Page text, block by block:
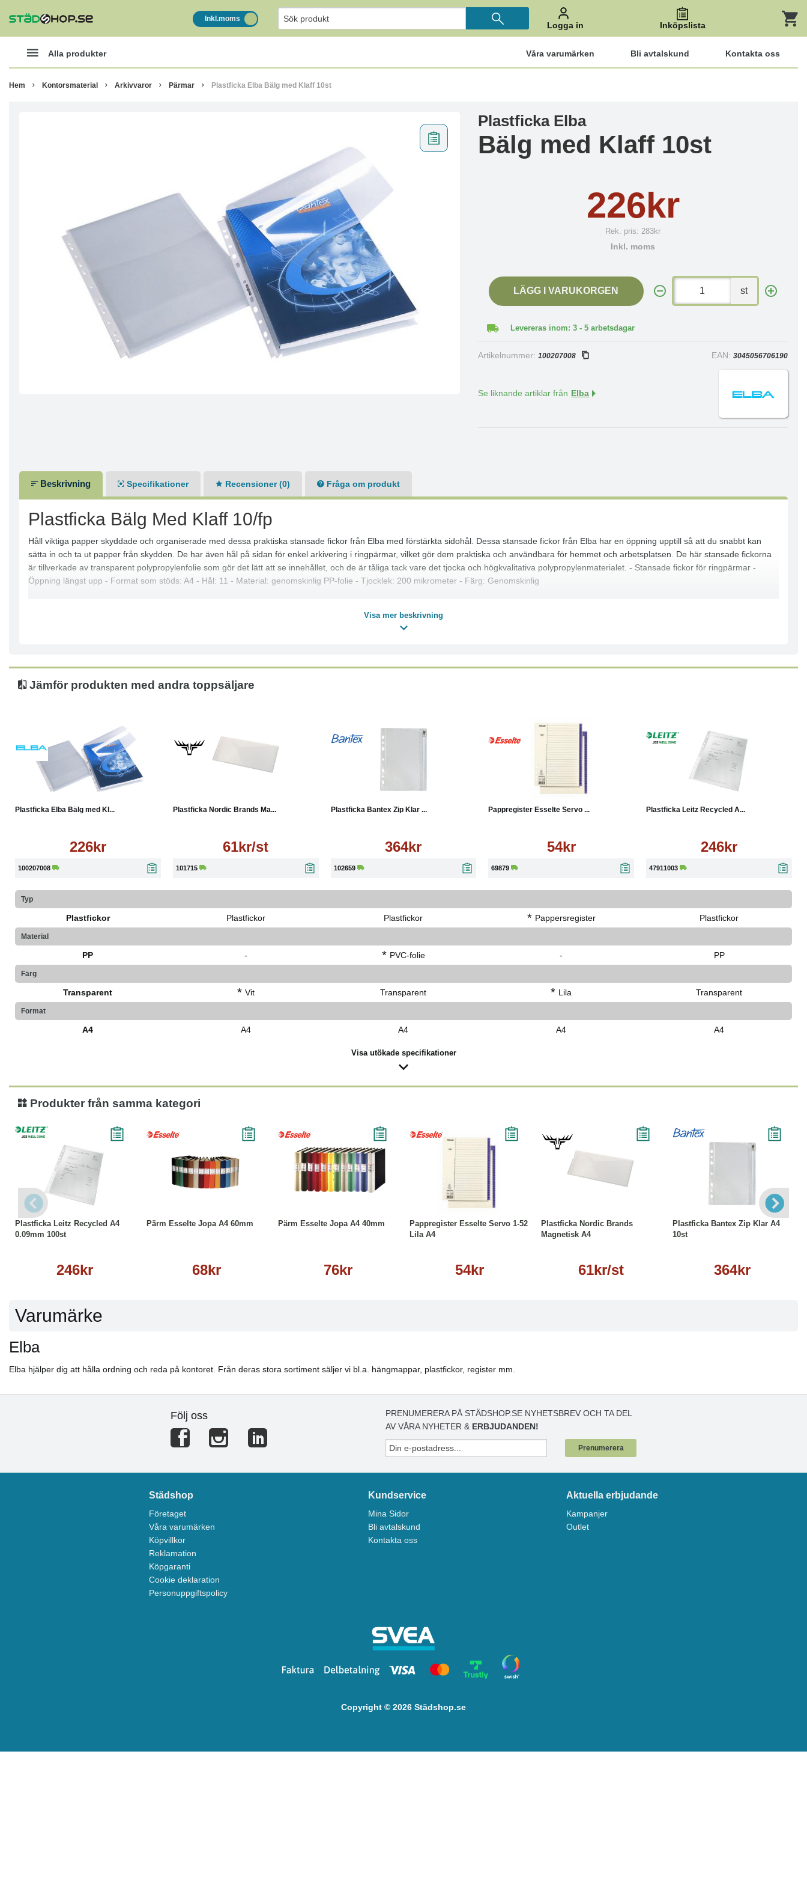
Inkl.moms
Logga in Inköpslista
Alla produkter Våra varumärken Bli avtalskund Kontakta oss
Hem Kontorsmaterial Arkivvaror Pärmar Plastficka Elba Bälg med Klaff 10st
Plastficka Elba
Bälg med Klaff 10st
226kr
Rek. pris:283kr
Inkl. moms
LÄGG I VARUKORGEN st
Levereras inom: 3 - 5 arbetsdagar
Artikelnummer:100207008 EAN: 3045056706190
Se liknande artiklar från Elba
Beskrivning Specifikationer Recensioner (0) Fråga om produkt
Plastficka Bälg Med Klaff 10/fp
Håll viktiga papper skyddade och organiserade med dessa praktiska stansade fickor från Elba med förstärkta sidohål. Dessa stansade fickor från Elba har en öppning upptill så att du snabbt kan
sätta in och ta ut papper från skydden. De har även hål på sidan för enkel arkivering i ringpärmar, vilket gör dem praktiska och användbara för hemmet och arbetsplatsen. De här stansade fickorna
är tillverkade av transparent polypropylenfolie som gör det lätt att se innehållet, och de är tåliga tack vare det tjocka och högkvalitativa polypropylenmaterialet. - Stansade fickor för ringpärmar -
Öppning längst upp - Format som stöds: A4 - Hål: 11 - Material: genomskinlig PP-folie - Tjocklek: 200 mikrometer - Färg: Genomskinlig
Visa mer beskrivning
Jämför produkten med andra toppsäljare
Plastficka Elba Bälg med Kl...
226kr
100207008
Köp Läs mer
Plastficka Nordic Brands Ma...
61kr/st
101715
Plastficka Bantex Zip Klar ...
364kr
102659
Pappregister Esselte Servo ...
54kr
69879
Plastficka Leitz Recycled A...
246kr
47911003
Typ
Plastfickor Plastfickor Plastfickor * Pappersregister Plastfickor
Material
PP - * PVC-folie - PP
Färg
Transparent * Vit Transparent * Lila Transparent
Format
A4 A4 A4 A4 A4
Visa utökade specifikationer
Produkter från samma kategori
Plastficka Leitz Recycled A4
0.09mm 100st
246kr
Köp Läs mer
Pärm Esselte Jopa A4 60mm
68kr
Pärm Esselte Jopa A4 40mm
76kr
Pappregister Esselte Servo 1-52
Lila A4
54kr
Köp Läs mer
Plastficka Nordic Brands
Magnetisk A4
61kr/st
Plastficka Bantex Zip Klar A4
10st
364kr
Köp Läs mer
Varumärke
Elba
Elba hjälper dig att hålla ordning och reda på kontoret. Från deras stora sortiment säljer vi bl.a. hängmappar, plastfickor, register mm.
Följ oss
PRENUMERERA PÅ STÄDSHOP.SE NYHETSBREV OCH TA DEL
AV VÅRA NYHETER & ERBJUDANDEN!
Prenumerera
Städshop
Företaget
Våra varumärken
Köpvillkor
Reklamation
Köpgaranti
Cookie deklaration
Personuppgiftspolicy
Kundservice
Mina Sidor
Bli avtalskund
Kontakta oss
Aktuella erbjudande
Kampanjer
Outlet
Copyright © 2026 Städshop.se